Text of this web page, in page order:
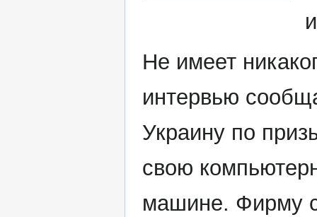
Не имеет
интервью
Украину по
свою
машине. Фирму